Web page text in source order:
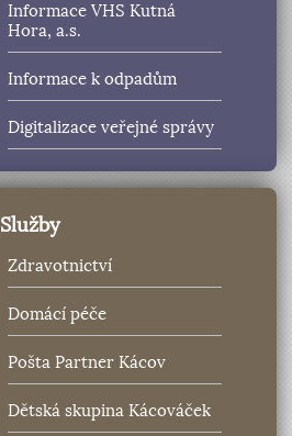
Informace VHS Kutná
Hora, a.s.
Informace k odpadům
Digitalizace veřejné správy
Služby
Zdravotnictví
Domácí péče
Pošta Partner Kácov
Dětská skupina Kácováček